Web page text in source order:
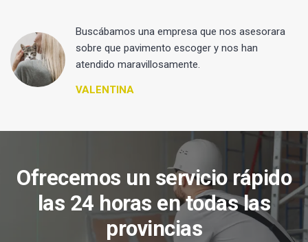
Buscábamos una empresa que nos asesorara
sobre que pavimento escoger y nos han
atendido maravillosamente.
VALENTINA
Ofrecemos un servicio rápido
las 24 horas en todas las
provincias